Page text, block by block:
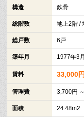
構造 鉄骨
総階数 地上2階 /
総戸数 6戸
築年月 1977年3月
賃料 33,000
管理費 3,700円
面積 24.48m2